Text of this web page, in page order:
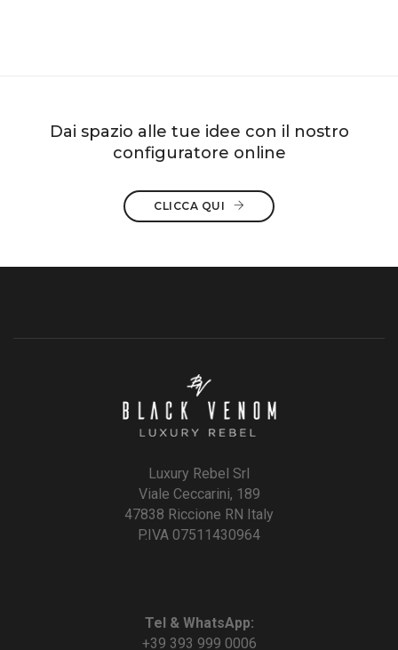
Dai spazio alle tue idee con il nostro
configuratore online
CLICCA QUI
Luxury Rebel Srl
Viale Ceccarini, 189
47838 Riccione RN Italy
P.IVA 07511430964
Tel & WhatsApp:
+39 393 999 0006